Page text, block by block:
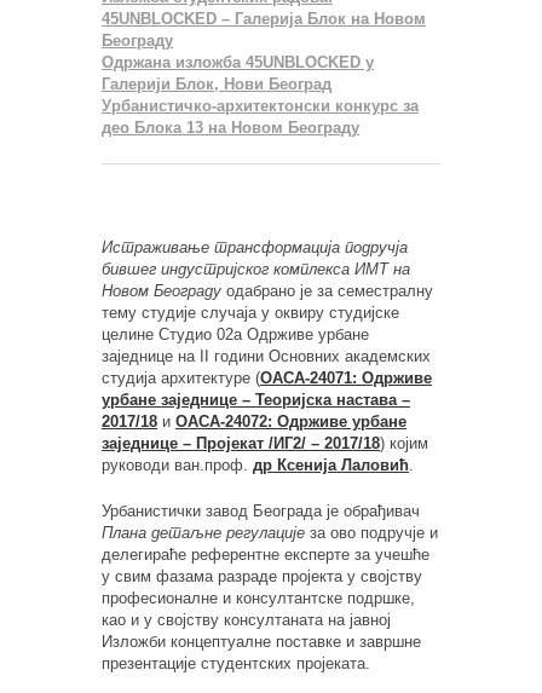
45UNBLOCKED – Галерија Блок на Новом
Београду
Одржана изложба 45UNBLOCKED у
Галерији Блок, Нови Београд
Урбанистичко-архитектонски конкурс за
део Блока 13 на Новом Београду
Истраживање трансформација подручја
бившег индустријског комплекса ИМТ на
Новом Београду одабрано је за семестралну
тему студије случаја у оквиру студијске
целине Студио 02а Одрживе урбане
заједнице на II години Основних академских
студија архитектуре (ОАСА-24071: Одрживе
урбане заједнице – Теоријска настава –
2017/18 и ОАСА-24072: Одрживе урбане
заједнице – Пројекат /ИГ2/ – 2017/18) којим
руководи ван.проф. др Ксенија Лаловић.
Урбанистички завод Београда је обрађивач
Плана детаљне регулације за ово подручје и
делегираће референтне експерте за учешће
у свим фазама разраде пројекта у својству
професионалне и консултантске подршке,
као и у својству консултаната на јавној
Изложби концептуалне поставке и завршне
презентације студентских пројеката.